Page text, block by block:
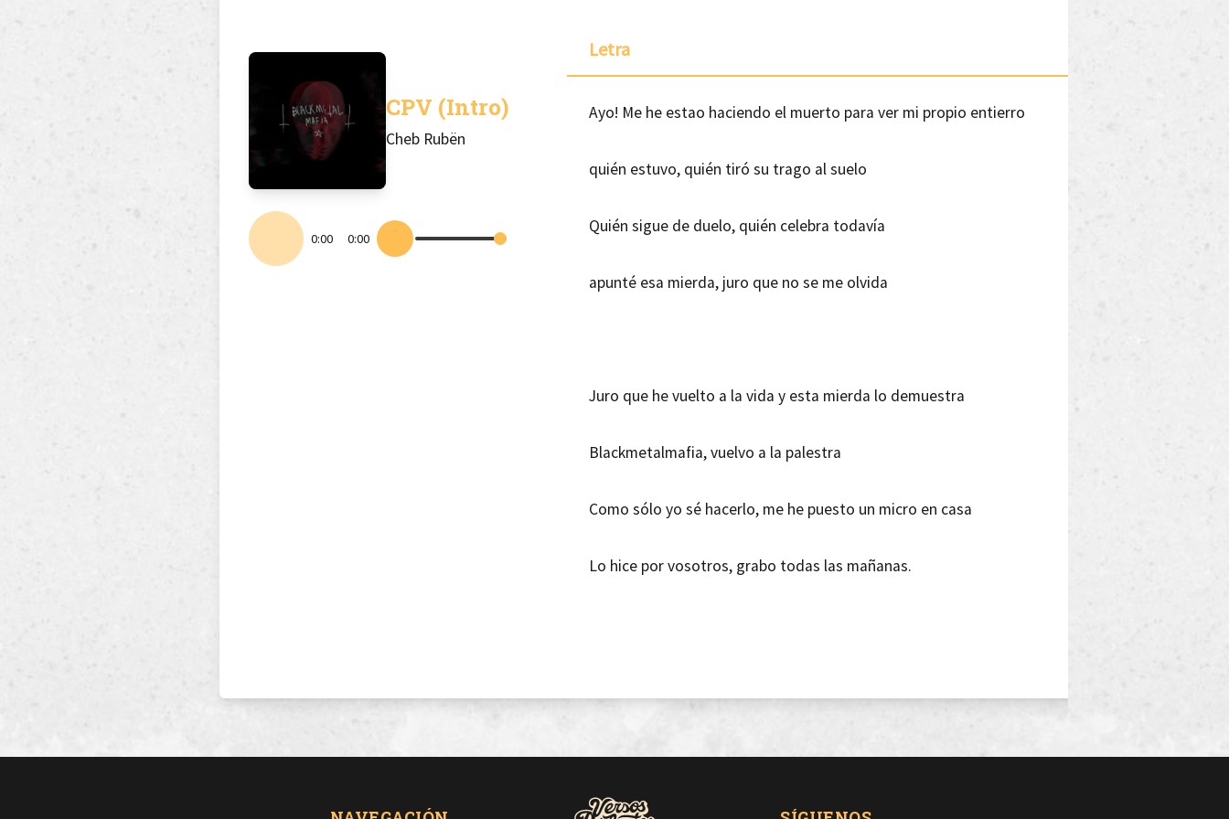
CPV (Intro)
Cheb Rubën
0:00 0:00
Letra
Ayo! Me he estao haciendo el muerto para ver mi propio entierro
quién estuvo, quién tiró su trago al suelo
Quién sigue de duelo, quién celebra todavía
apunté esa mierda, juro que no se me olvida
Juro que he vuelto a la vida y esta mierda lo demuestra
Blackmetalmafia, vuelvo a la palestra
Como sólo yo sé hacerlo, me he puesto un micro en casa
Lo hice por vosotros, grabo todas las mañanas.
Hoy no lloro sobre el ritmo, hoy sólo barras, sólo estilo